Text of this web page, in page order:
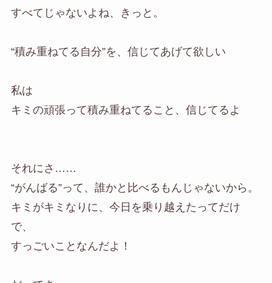
すべてじゃないよね、きっと。
“積み重ねてる自分”を、信じてあげて欲しい
私は
キミの頑張って積み重ねてること、信じてるよ
それにさ……
“がんばる”って、誰かと比べるもんじゃないから。
キミがキミなりに、今日を乗り越えたってだけ
で、
すっごいことなんだよ！